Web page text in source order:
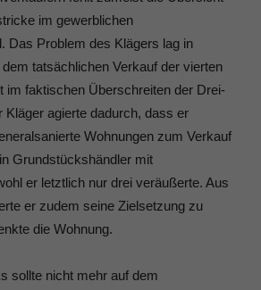
im gewerblichen
Das Problem des Klägers lag in
tatsächlichen Verkauf der vierten
im faktischen Überschreiten der Drei-
agierte dadurch, dass er
Wohnungen zum Verkauf
Grundstückshändler mit
er letztlich nur drei veräußerte. Aus
er zudem seine Zielsetzung zu
die Wohnung.
sollte nicht mehr auf dem